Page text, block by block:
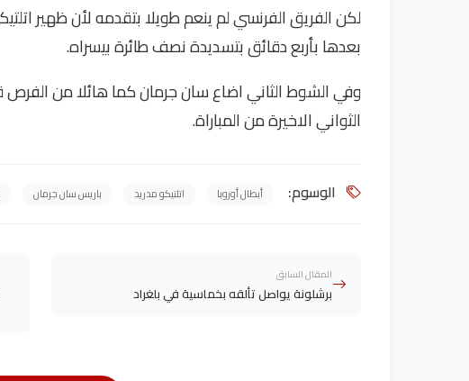
لكن الفريق الفرنسي لم ينعم طويلا بتقدمه لأن ظهير
بعدها بأربع دقائق بتسديدة نصف طائرة بيسراه.
وفي الشوط الثاني اضاع سان جرمان كما هائلا من الفرص
الثواني الاخيرة من المباراة.
الوسوم: أبطال أوروبا اتلتيكو مدريد باريس سان جرمان
المقال السابق
برشلونة يواصل تألقه بخماسية في بلغراد